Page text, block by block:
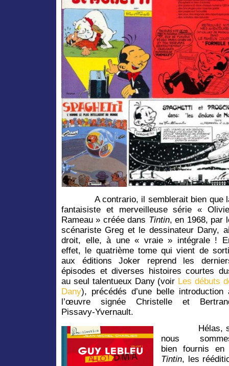
A contrario, il semblerait bien que
fantaisiste et merveilleuse série «
Rameau » créée dans Tintin, en 1968, par
scénariste Greg et le dessinateur Dany,
droit, elle, à une « vraie » intégrale !
effet, le quatrième tome qui vient de
aux éditions Joker reprend les
épisodes et diverses histoires courtes
au seul talentueux Dany (voir Les débuts
Dany), précédés d’une belle introduction
l’œuvre signée Christelle et
Pissavy-Yvernault.
Hélas,
nous
bien fournis
Tintin, les